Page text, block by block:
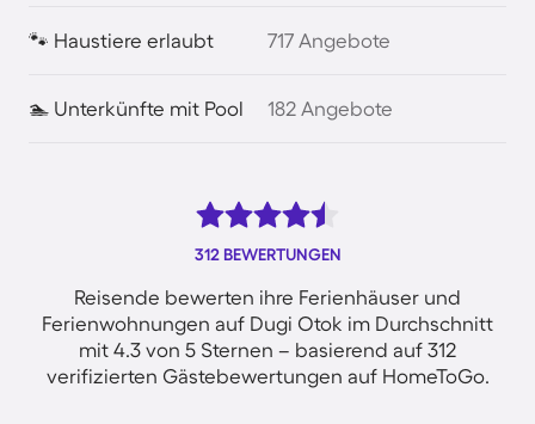
🐾 Haustiere erlaubt 717 Angebote
🏊 Unterkünfte mit Pool 182 Angebote
312 BEWERTUNGEN
Reisende bewerten ihre Ferienhäuser und
Ferienwohnungen auf Dugi Otok im Durchschnitt
mit 4.3 von 5 Sternen – basierend auf 312
verifizierten Gästebewertungen auf HomeToGo.